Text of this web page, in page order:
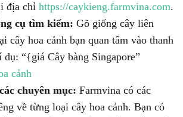
địa chỉ https://caykieng.farmvina.com.
cụ tìm kiếm: Gõ giống cây liên
cây hoa cảnh bạn quan tâm vào thanh
“{giá Cây bàng Singapore”
chuyên mục: Farmvina có các
về từng loại cây hoa cảnh. Bạn có